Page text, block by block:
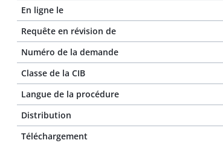
En ligne le
Requête en révision de
Numéro de la demande
Classe de la CIB
Langue de la procédure
Distribution
Téléchargement